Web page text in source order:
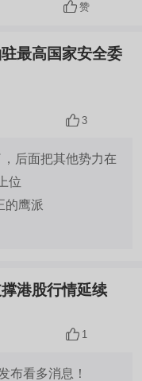
赞
3
后面把其他势力在
位
的鹰派
港股行情延续
1
布看多消息！